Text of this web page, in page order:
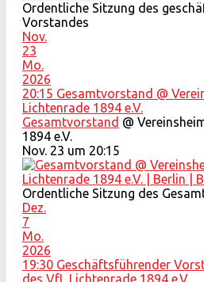
Ordentliche Sitzung des
Vorstandes
Nov.
23
Mo.
2026
20:15 Gesamtvorstand @
Lichtenrade 1894 e.V.
Gesamtvorstand @
1894 e.V.
Nov. 23 um 20:15
Ordentliche Sitzung des
Dez.
7
Mo.
2026
19:30 Geschäftsführender
des VfL Lichtenrade 1894 e.V.